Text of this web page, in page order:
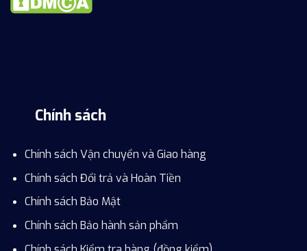
Chính sách
Chính sách Vận chuyển và Giao hàng
Chính sách Đổi trả và Hoàn Tiền
Chính sách Bảo Mật
Chính sách Bảo hành sản phẩm